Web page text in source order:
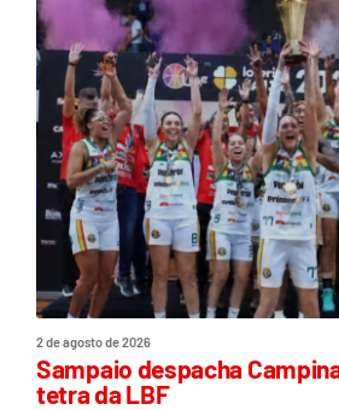
2 de agosto de 2026
Sampaio despacha
tetra da LBF